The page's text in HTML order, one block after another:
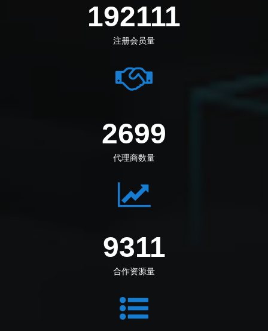
205833
注册会员量
2891
代理商数量
10386
合作资源量